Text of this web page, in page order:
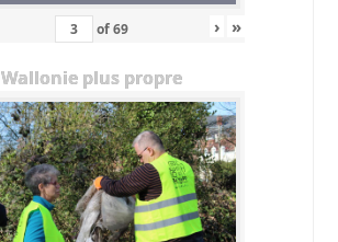
of69 › »
Wallonie plus propre